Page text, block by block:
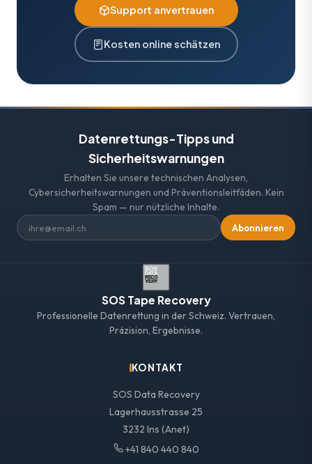
Support anvertrauen
Kosten online schätzen
Datenrettungs-Tipps und
Sicherheitswarnungen
Erhalten Sie unsere technischen Analysen,
Cybersicherheitswarnungen und Präventionsleitfäden. Kein
Spam — nur nützliche Inhalte.
Abonnieren
SOS Tape Recovery
Professionelle Datenrettung in der Schweiz. Vertrauen,
Präzision, Ergebnisse.
KONTAKT
SOS Data Recovery
Lagerhausstrasse 25
3232 Ins (Anet)
+41 840 440 840